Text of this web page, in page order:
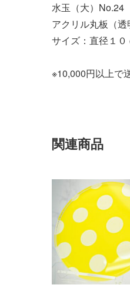
水玉（大）No.24
アクリル丸板（透
サイズ：直径１
※10,000円以上で
関連商品